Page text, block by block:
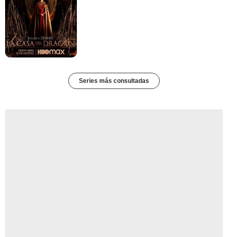
Series más consultadas